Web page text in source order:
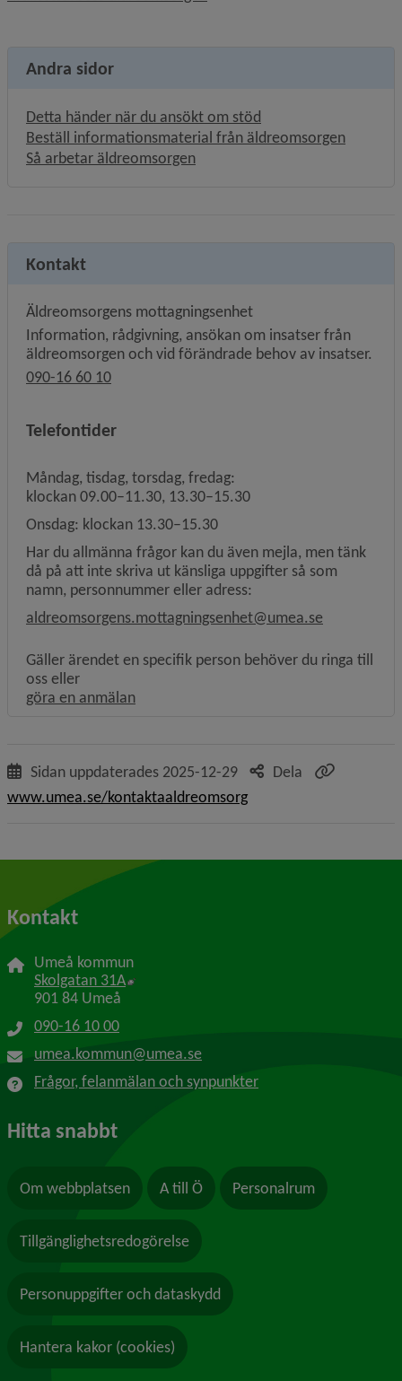
Andra sidor
Detta händer när du ansökt om stöd
Beställ informationsmaterial från äldreomsorgen
Så arbetar äldreomsorgen
Kontakt
Äldreomsorgens mottagningsenhet
Information, rådgivning, ansökan om insatser från
äldreomsorgen och vid förändrade behov av insatser.
090-16 60 10
Telefontider
Måndag, tisdag, torsdag, fredag:
klockan 09.00–11.30, 13.30–15.30
Onsdag: klockan 13.30–15.30
Har du allmänna frågor kan du även mejla, men tänk
då på att inte skriva ut känsliga uppgifter så som
namn, personnummer eller adress:
aldreomsorgens.mottagningsenhet@umea.se
Gäller ärendet en specifik person behöver du ringa till
oss eller
göra en anmälanLänk till annan webbplats, öppnas i nytt
Sidan uppdaterades 2025-12-29
Dela
www.umea.se/kontaktaaldreomsorg
Kontakt
Umeå kommun
Skolgatan 31A Länk till annan webbplats, öppnas i nytt
901 84 Umeå
090-16 10 00
umea.kommun@umea.se
Frågor, felanmälan och synpunkter
Hitta snabbt
Om webbplatsen A till Ö Personalrum
Tillgänglighetsredogörelse
Personuppgifter och dataskydd
Hantera kakor (cookies)